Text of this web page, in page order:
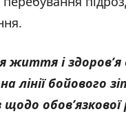
і здоров’я
лінії бойового
обов’язкової